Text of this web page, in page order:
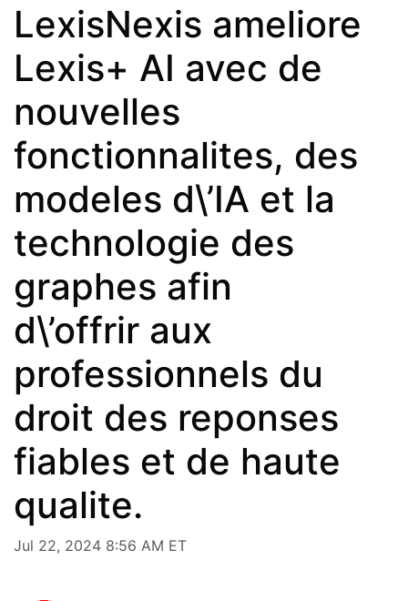
LexisNexis ameliore
Lexis+ AI avec de
nouvelles
fonctionnalites, des
modeles d\’IA et la
technologie des
graphes afin
d\’offrir aux
professionnels du
droit des reponses
fiables et de haute
qualite.
Jul 22, 2024 8:56 AM ET